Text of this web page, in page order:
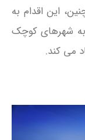
این اقدام به‌
شهرهای کوچک
می‌ کند.